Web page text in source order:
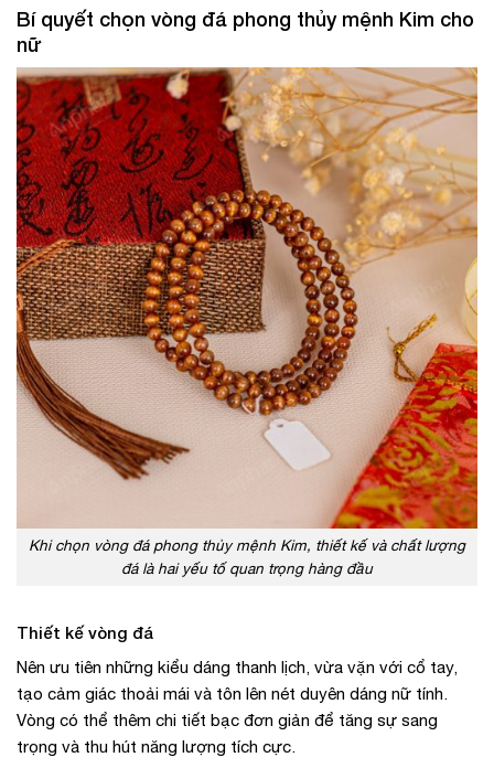
Bí quyết chọn vòng đá phong thủy mệnh Kim cho
nữ
Khi chọn vòng đá phong thủy mệnh Kim, thiết kế và chất lượng
đá là hai yếu tố quan trọng hàng đầu
Thiết kế vòng đá
Nên ưu tiên những kiểu dáng thanh lịch, vừa vặn với cổ tay,
tạo cảm giác thoải mái và tôn lên nét duyên dáng nữ tính.
Vòng có thể thêm chi tiết bạc đơn giản để tăng sự sang
trọng và thu hút năng lượng tích cực.